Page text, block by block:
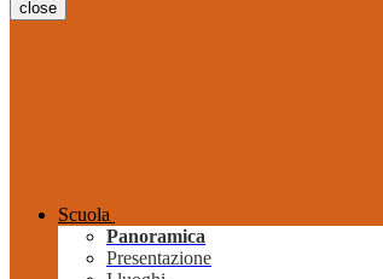
close
Scuola
Panoramica
Presentazione